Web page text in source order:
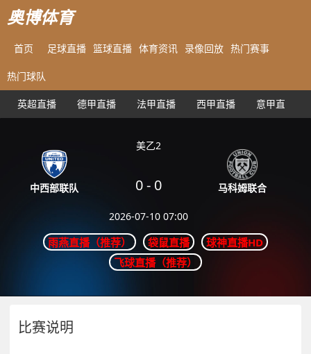
奥博体育
首页 足球直播 篮球直播 体育资讯 录像回放 热门赛事
热门球队
英超直播 德甲直播 法甲直播 西甲直播 意甲直播
中西部联队
美乙2
0- 0
2026-07-10 07:00
马科姆联合
雨燕直播（推荐） 袋鼠直播
球神直播HD
飞球直播（推荐）
比赛说明